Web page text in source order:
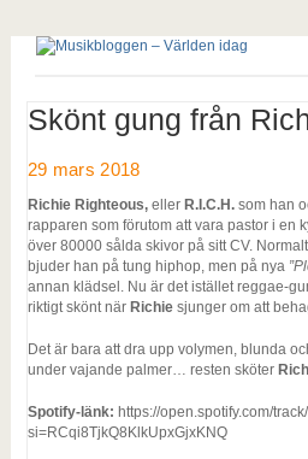
Skönt gung från
29 mars 2018
Richie Righteous, eller R.I.C.H. som han
rapparen som förutom att vara pastor i en
över 80000 sålda skivor på sitt CV.
bjuder han på tung hiphop, men på nya
annan klädsel. Nu är det istället reggae-
riktigt skönt när Richie sjunger om att
Det är bara att dra upp volymen, blunda
under vajande palmer… resten sköter
Spotify-länk: https://open.spotify.com/
si=RCqi8TjkQ8KlkUpxGjxKNQ